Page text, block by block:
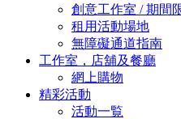
創意工作室 / 期間
租用活動場地
無障礙通道指南
工作室，店舖及餐廳
網上購物
精彩活動
活動一覧